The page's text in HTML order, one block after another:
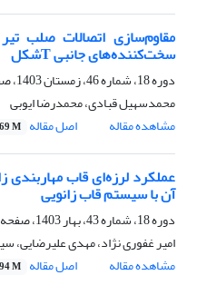
مقاوم‌سازی اتصالات صلب
سخت‌کننده‌های جانبی Tشکل
دوره 18، شماره 46، زمستان 1403، صفحه
محمدسهیل قبادی، محمدرضا ایوبی
مشاهده مقاله
اصل مقاله M
عملکرد لرزه‌ای قاب مهاربندی
آن با سیستم قاب زانویی
دوره 18، شماره 43، بهار 1403، صفحه
امیر غفوری نژاد، مهدی
مشاهده مقاله
اصل مقاله M